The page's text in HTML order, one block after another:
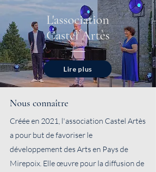
L'association
Castel Artès
Lire plus
Nous connaître
Créée en 2021, l'association Castel Artès
a pour but de favoriser le
développement des Arts en Pays de
Mirepoix. Elle œuvre pour la diffusion de